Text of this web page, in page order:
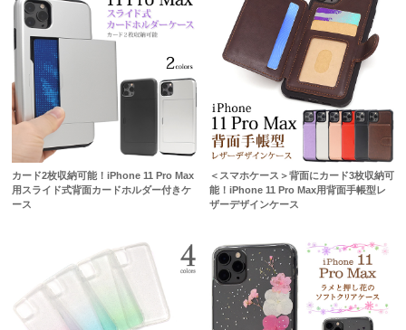
カード2枚収納可能！iPhone 11 Pro Max
用スライド式背面カードホルダー付きケ
ース
＜スマホケース＞背面にカード3枚収納可
能！iPhone 11 Pro Max用背面手帳型レ
ザーデザインケース